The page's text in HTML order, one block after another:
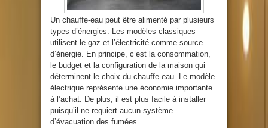
Un chauffe-eau peut être alimenté par plusieurs
types d’énergies. Les modèles classiques
utilisent le gaz et l’électricité comme source
d’énergie. En principe, c’est la consommation,
le budget et la configuration de la maison qui
déterminent le choix du chauffe-eau. Le modèle
électrique représente une économie importante
à l’achat. De plus, il est plus facile à installer
puisqu’il ne requiert aucun système
d’évacuation des fumées.